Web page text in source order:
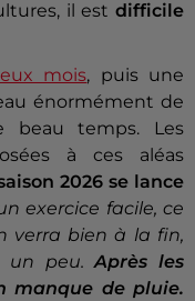
il est difficile
mois, puis une
énormément de
beau temps. Les
à ces aléas
2026 se lance
exercice facile, ce
verra bien à la fin,
un peu.Après les
manque de pluie.